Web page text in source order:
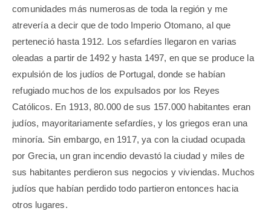
comunidades más numerosas de toda la región y me
atrevería a decir que de todo Imperio Otomano, al que
perteneció hasta 1912. Los sefardíes llegaron en varias
oleadas a partir de 1492 y hasta 1497, en que se produce la
expulsión de los judíos de Portugal, donde se habían
refugiado muchos de los expulsados por los Reyes
Católicos. En 1913, 80.000 de sus 157.000 habitantes eran
judíos, mayoritariamente sefardíes, y los griegos eran una
minoría. Sin embargo, en 1917, ya con la ciudad ocupada
por Grecia, un gran incendio devastó la ciudad y miles de
sus habitantes perdieron sus negocios y viviendas. Muchos
judíos que habían perdido todo partieron entonces hacia
otros lugares.